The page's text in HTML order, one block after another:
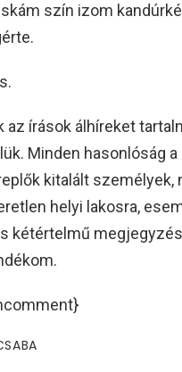
szín izom
az írások álhíreket
Minden hasonlóság
kitalált
helyi lakosra,
kétértelmű